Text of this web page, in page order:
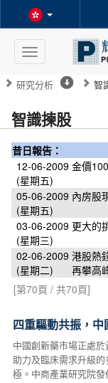
Toggle
navigation
研究分析 智
智識揀股
昔日報告：
12-06-2009
(星期五)
金價
05-06-2009
(星期五)
內房股
03-06-2009
(星期三)
更大的
02-06-2009
(星期二)
港股熱
再攀高
[第70頁 / 共70頁]
四重驅動共振，
中國創新藥市場正處
助力及臨床需求升級
極。中商產業研究院